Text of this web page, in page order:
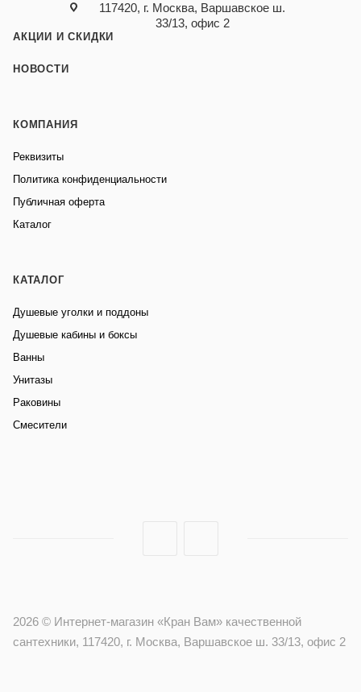
117420, г. Москва, Варшавское ш.
33/13, офис 2
АКЦИИ И СКИДКИ
НОВОСТИ
КОМПАНИЯ
Реквизиты
Политика конфиденциальности
Публичная оферта
Каталог
КАТАЛОГ
Душевые уголки и поддоны
Душевые кабины и боксы
Ванны
Унитазы
Раковины
Смесители
2026 © Интернет-магазин «Кран Вам» качественной
сантехники, 117420, г. Москва, Варшавское ш. 33/13, офис 2